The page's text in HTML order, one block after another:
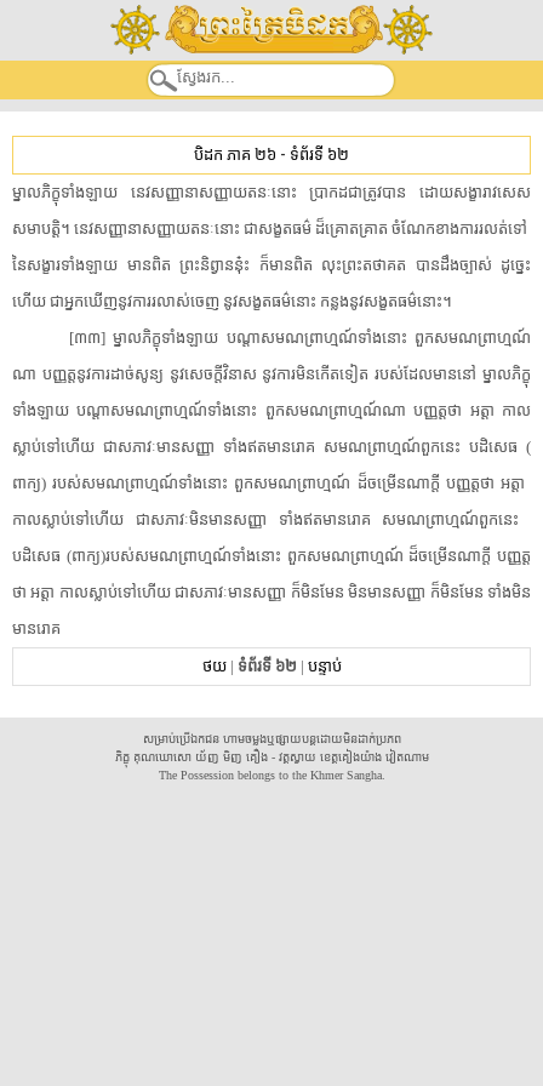
បិដក ភាគ ២៦ - ទំព័រទី ៦២
ម្នាល​ភិក្ខុ​ទាំងឡាយ​ ​នេវ​សញ្ញា​នា​សញ្ញា​យតនៈ​នោះ​ ​ប្រាកដជា​ត្រូវ​បាន​ ​ដោយ​សង្ខា​រាវ​សេស​
សមាបត្តិ​។​ ​នេវ​សញ្ញា​នា​សញ្ញា​យតនៈ​នោះ​ ​ជា​សង្ខតធម៌​ ​ដ៏​គ្រោតគ្រាត​ ​ចំណែកខាង​ការ​រលត់​ទៅ​ ​
នៃ​សង្ខារ​ទាំងឡាយ​ ​មាន​ពិត​ ​ព្រះនិព្វាន​នុ៎ះ​ ​ក៏​មាន​ពិត​ ​លុះ​ព្រះ​តថាគត​ ​បានដឹង​ច្បាស់​ ​ដូច្នេះ
ហើយ​ ​ជា​អ្នក​ឃើញ​នូវ​ការ​រលាស់​ចេញ​ ​នូវ​សង្ខតធម៌​នោះ​ ​កន្លង​នូវ​សង្ខតធម៌​នោះ​។​
[​៣៣​]​ ​ម្នាល​ភិក្ខុ​ទាំងឡាយ​ ​បណ្តា​សមណព្រាហ្មណ៍​ទាំងនោះ​ ​ពួក​សមណព្រាហ្មណ៍​
ណា​ ​បញ្ញត្ត​នូវ​ការ​ដាច់​សូន្យ​ ​នូវ​សេចក្តី​វិនាស​ ​នូវ​ការ​មិនកើត​ទៀត​ ​របស់​ដែល​មាននៅ​ ​ម្នាល​ភិក្ខុ​
ទាំងឡាយ​ ​បណ្តា​សមណព្រាហ្មណ៍​ទាំងនោះ​ ​ពួក​សមណព្រាហ្មណ៍​ណា​ ​បញ្ញត្ត​ថា​ ​អត្តា​ ​កាល​
ស្លាប់​ទៅ​ហើយ​ ​ជាស​ភាវៈ​មាន​សញ្ញា​ ​ទាំង​ឥតមាន​រោគ​ ​សមណព្រាហ្មណ៍​ពួក​នេះ​ ​បដិសេធ​ ​(​
ពាក្យ​)​ ​របស់​សមណព្រាហ្មណ៍​ទាំងនោះ​ ​ពួក​សមណព្រាហ្មណ៍​ ​ដ៏​ចម្រើន​ណា​ក្តី​ ​បញ្ញត្ត​ថា​ ​អត្តា​ ​
កាល​ស្លាប់​ទៅ​ហើយ​ ​ជាស​ភាវៈ​មិន​មាន​សញ្ញា​ ​ទាំង​ឥតមាន​រោគ​ ​សមណព្រាហ្មណ៍​ពួក​នេះ​ ​
បដិសេធ​ ​(​ពាក្យ​)​របស់​សមណព្រាហ្មណ៍​ទាំងនោះ​ ​ពួក​សមណព្រាហ្មណ៍​ ​ដ៏​ចម្រើន​ណា​ក្តី​ ​បញ្ញត្ត​
ថា​ ​អត្តា​ ​កាល​ស្លាប់​ទៅ​ហើយ​ ​ជាស​ភាវៈ​មាន​សញ្ញា​ ​ក៏​មិនមែន​ ​មិន​មាន​សញ្ញា​ ​ក៏​មិនមែន​ ​ទាំង​មិន​
មាន​រោគ​ ​
ថយ| ទំព័រទី ៦២ | បន្ទាប់
សម្រាប់ប្រើឯកជន ហាមចម្លងឬផ្សាយបន្តដោយមិនដាក់ប្រភព
ភិក្ខុ គុណឃោសោ យ័ញ មិញ គឿង - វត្តស្វាយ ខេត្តគៀងយ៉ាង វៀតណាម
The Possession belongs to the Khmer Sangha.